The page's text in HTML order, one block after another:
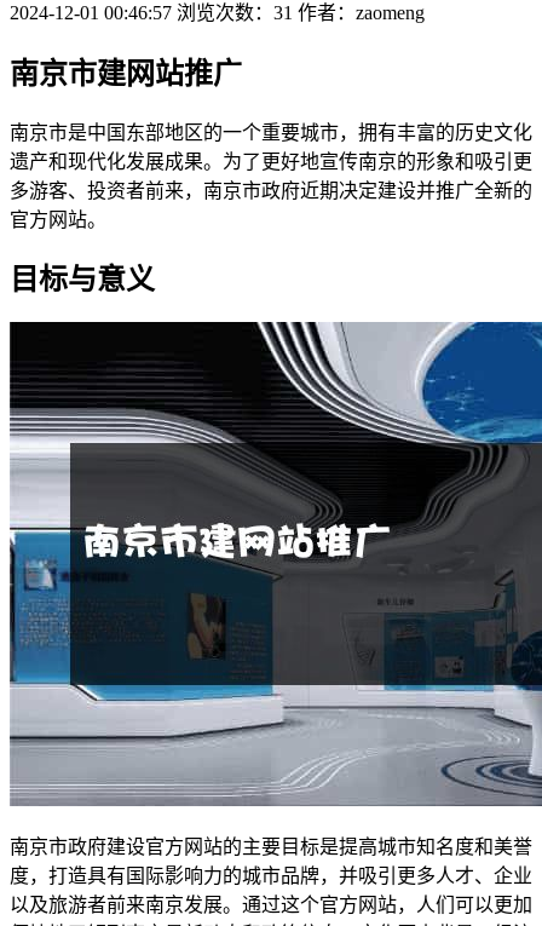
2024-12-01 00:46:57 浏览次数：31 作者：zaomeng
南京市建网站推广
南京市是中国东部地区的一个重要城市，拥有丰富的历史文化
遗产和现代化发展成果。为了更好地宣传南京的形象和吸引更
多游客、投资者前来，南京市政府近期决定建设并推广全新的
官方网站。
目标与意义
南京市政府建设官方网站的主要目标是提高城市知名度和美誉
度，打造具有国际影响力的城市品牌，并吸引更多人才、企业
以及旅游者前来南京发展。通过这个官方网站，人们可以更加